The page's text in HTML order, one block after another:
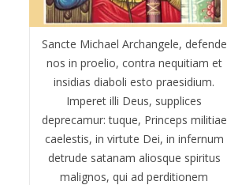
Sancte Michael Archangele, defende
nos in proelio, contra nequitiam et
insidias diaboli esto praesidium.
Imperet illi Deus, supplices
deprecamur: tuque, Princeps militiae
caelestis, in virtute Dei, in infernum
detrude satanam aliosque spiritus
malignos, qui ad perditionem